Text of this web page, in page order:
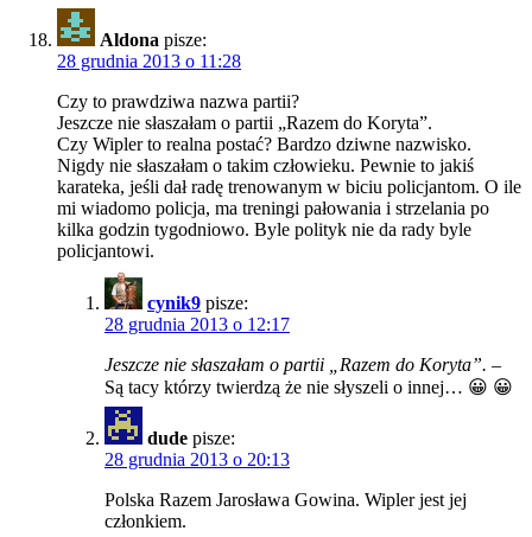
Aldona pisze:
28 grudnia 2013 o 11:28
Czy to prawdziwa nazwa partii?
Jeszcze nie słaszałam o partii „Razem do Koryta”.
Czy Wipler to realna postać? Bardzo dziwne nazwisko.
Nigdy nie słaszałam o takim człowieku. Pewnie to jakiś
karateka, jeśli dał radę trenowanym w biciu policjantom. O ile
mi wiadomo policja, ma treningi pałowania i strzelania po
kilka godzin tygodniowo. Byle polityk nie da rady byle
policjantowi.
cynik9 pisze:
28 grudnia 2013 o 12:17
Jeszcze nie słaszałam o partii „Razem do Koryta”. –
Są tacy którzy twierdzą że nie słyszeli o innej… 😀 😀
dude pisze:
28 grudnia 2013 o 20:13
Polska Razem Jarosława Gowina. Wipler jest jej
członkiem.